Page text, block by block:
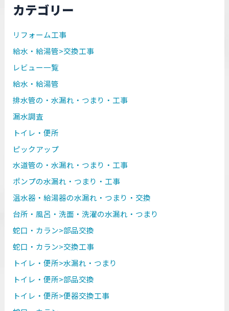
カテゴリー
リフォーム工事
給水・給湯管>交換工事
レビュー一覧
給水・給湯管
排水管の・水漏れ・つまり・工事
漏水調査
トイレ・便所
ピックアップ
水道管の・水漏れ・つまり・工事
ポンプの水漏れ・つまり・工事
温水器・給湯器の水漏れ・つまり・交換
台所・風呂・洗面・洗濯の水漏れ・つまり
蛇口・カラン>部品交換
蛇口・カラン>交換工事
トイレ・便所>水漏れ・つまり
トイレ・便所>部品交換
トイレ・便所>便器交換工事